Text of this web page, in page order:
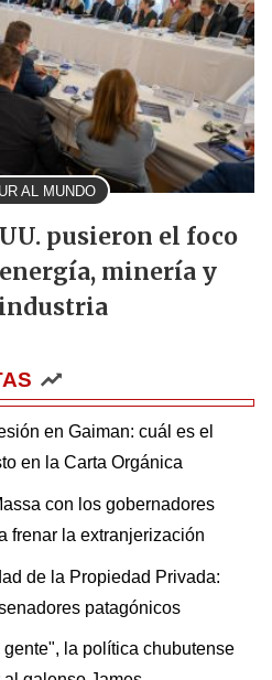
AL MUNDO
pusieron el foco
minería y
en Gaiman: cuál es el
en la Carta Orgánica
con los gobernadores
frenar la extranjerización
de la Propiedad Privada:
patagónicos
la política chubutense